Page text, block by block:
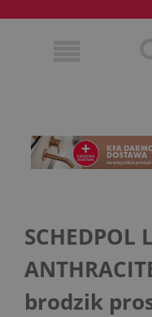
SCHEDPOL
brodzik